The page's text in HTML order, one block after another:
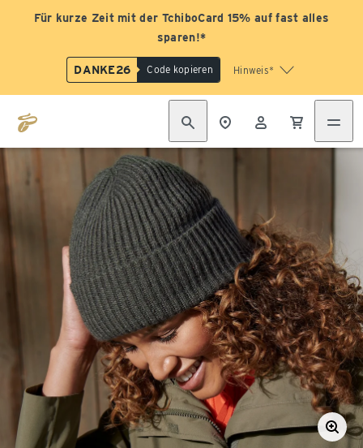
Für kurze Zeit mit der TchiboCard 15% auf fast alles
sparen!*
DANKE26 Code kopieren Hinweis*